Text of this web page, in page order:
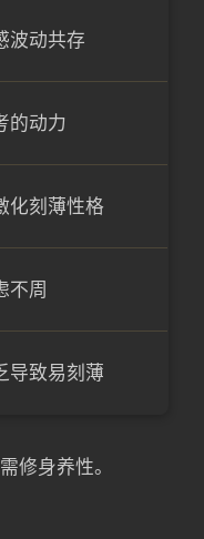
波动共存
的动力
化刻薄性格
不周
导致易刻薄
修身养性。